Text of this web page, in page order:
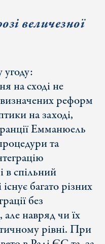
величезної
на сході не
реформ
на заході,
Емманюель
та
в спільний
багато різних
без
навряд чи їх
рівні. При